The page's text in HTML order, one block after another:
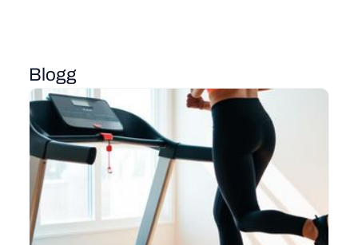
Blogg